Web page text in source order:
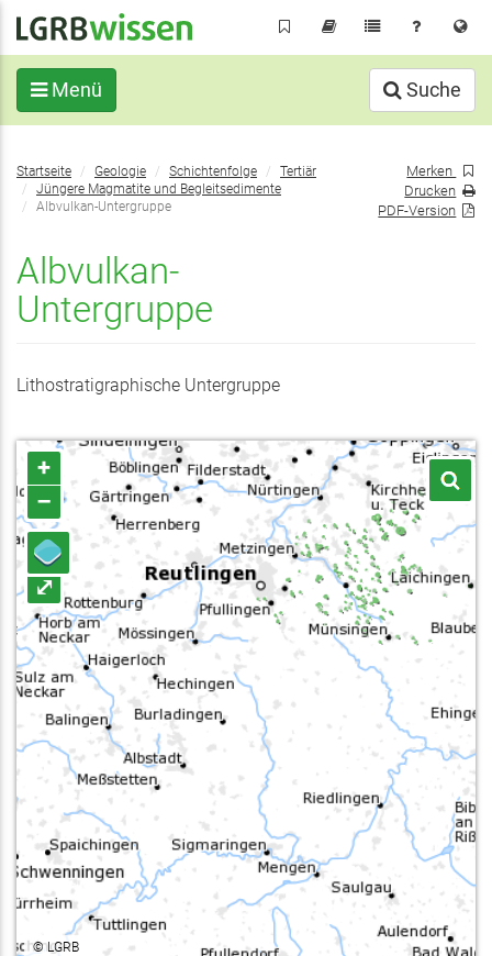
Inhalt
Menü Suche
Sie
befinden
sich
Startseite Geologie Schichtenfolge
Tertiär
Jüngere Magmatite und Begleitsedimente
Albvulkan-Untergruppe
Albvulkan-
Untergruppe
Merken
Drucken
PDF-Version
Lithostratigraphische Untergruppe
+
–
⤢
©LGRB